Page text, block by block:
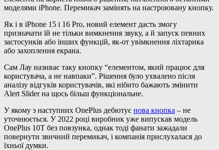
моделями iPhone. Перемикач замінять на настроювану кнопку.
Як і в iPhone 15 і 16 Pro, новий елемент дасть змогу
призначати їй не тільки вимкнення звуку, а й запуск певних
застосунків або інших функцій, як-от увімкнення ліхтарика
або захоплення екрана.
Сам Лау називає таку кнопку “елементом, який працює для
користувача, а не навпаки”. Рішення було ухвалено після
аналізу відгуків користувачів, які нібито бажають змінити
Alert Slider на щось більш функціональне.
У якому з наступних OnePlus дебютує нова кнопка – не
уточнюється. У 2022 році виробник уже випускав модель
OnePlus 10T без повзунка, однак тоді фанати зажадали
повернути звичний перемикач, і компанія прислухалася до
їхньої думки.